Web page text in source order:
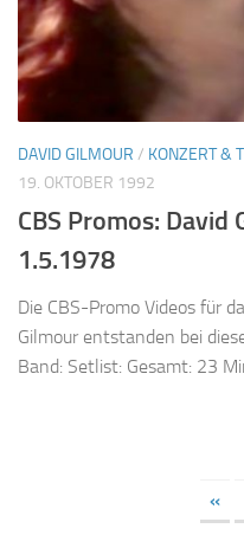
DAVID GILMOUR / KONZERT &
19. OKTOBER 1992
CBS Promos: David
1.5.1978
Die CBS-Promo Videos für
Gilmour entstanden bei
Band: Setlist: Gesamt: 23
«